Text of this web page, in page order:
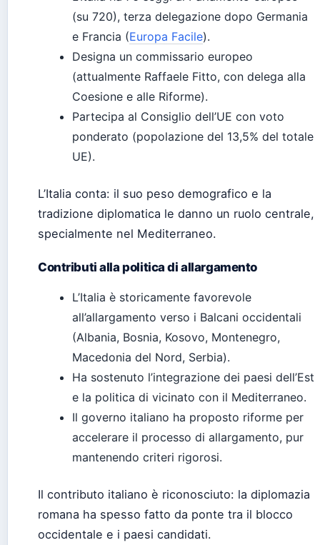
(su 720), terza delegazione dopo Germania
e Francia (Europa Facile).
Designa un commissario europeo
(attualmente Raffaele Fitto, con delega alla
Coesione e alle Riforme).
Partecipa al Consiglio dell’UE con voto
ponderato (popolazione del 13,5% del totale
UE).
L’Italia conta: il suo peso demografico e la
tradizione diplomatica le danno un ruolo centrale,
specialmente nel Mediterraneo.
Contributi alla politica di allargamento
L’Italia è storicamente favorevole
all’allargamento verso i Balcani occidentali
(Albania, Bosnia, Kosovo, Montenegro,
Macedonia del Nord, Serbia).
Ha sostenuto l’integrazione dei paesi dell’Est
e la politica di vicinato con il Mediterraneo.
Il governo italiano ha proposto riforme per
accelerare il processo di allargamento, pur
mantenendo criteri rigorosi.
Il contributo italiano è riconosciuto: la diplomazia
romana ha spesso fatto da ponte tra il blocco
occidentale e i paesi candidati.